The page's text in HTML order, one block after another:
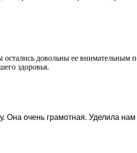
довольны ее внимательным
здоровья.
очень грамотная. Уделила